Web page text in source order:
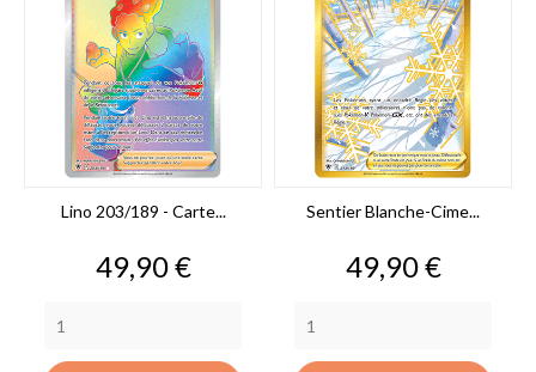
Lino 203/189 - Carte...
Prix
49,90 €
Sentier Blanche-Cime...
Prix
49,90 €